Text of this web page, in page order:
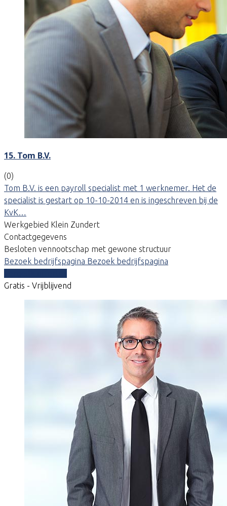
15. Tom B.V.
(0)
Tom B.V. is een payroll specialist met 1 werknemer. Het de
specialist is gestart op 10-10-2014 en is ingeschreven bij de
KvK…
Werkgebied Klein Zundert
Contactgegevens
Besloten vennootschap met gewone structuur
Bezoek bedrijfspagina Bezoek bedrijfspagina
Gratis - Vrijblijvend